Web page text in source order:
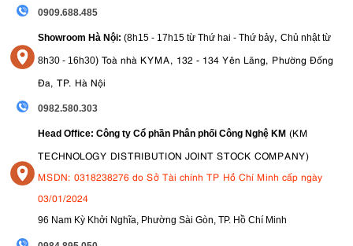
cùng hàng loạt hiệu ứng ánh sáng sáng tạo giúp đèn dễ dàng đáp
phim chuyên nghiệp. Nếu bạn đang tìm kiếm một giải pháp chiếu
sáng đáng tin cậy, hiệu quả và linh hoạt cho studio hoặc không gian
làm việc của mình, FS-200B chắc chắn là một khoản đầu tư xứng
đáng để nâng cao chất lượng hình ảnh và tối ưu quy trình sáng tạo.
0909.688.485
Showroom Hà Nội: (8h15 - 17h15 từ Thứ hai - Thứ bảy, Chủ nhật từ
8h30 - 16h30) Toà nhà KYMA, 132 - 134 Yên Lãng, Phường Đống
Đa, TP. Hà Nội
0982.580.303
Head Office: Công ty Cổ phần Phân phối Công Nghệ KM (KM
TECHNOLOGY DISTRIBUTION JOINT STOCK COMPANY)
MSDN: 0318238276 do Sở Tài chính TP Hồ Chí Minh cấp ngày
03/01/2024
96 Nam Kỳ Khởi Nghĩa, Phường Sài Gòn, TP. Hồ Chí Minh